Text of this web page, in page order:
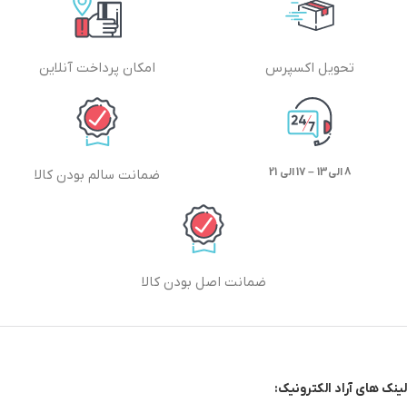
تحویل اکسپرس امکان پرداخت آنلاین
8 الی13 – 17 الی 21 ضمانت سالم بودن کالا
ضمانت اصل بودن کالا
لینک های آراد الکترونیک: